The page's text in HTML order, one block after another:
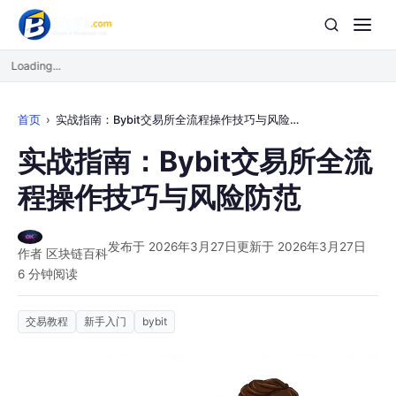
Loading...
首页 实战指南：Bybit交易所全流程操作技巧与风险防范
实战指南：Bybit交易所全流
程操作技巧与风险防范
作者 区块链百科发布于 2026年3月27日更新于 2026年3月27日
6 分钟阅读
交易教程 新手入门 bybit